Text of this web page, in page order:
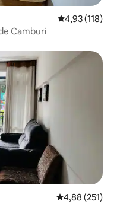
4,93 (118)
Camburi
4,88 (251)